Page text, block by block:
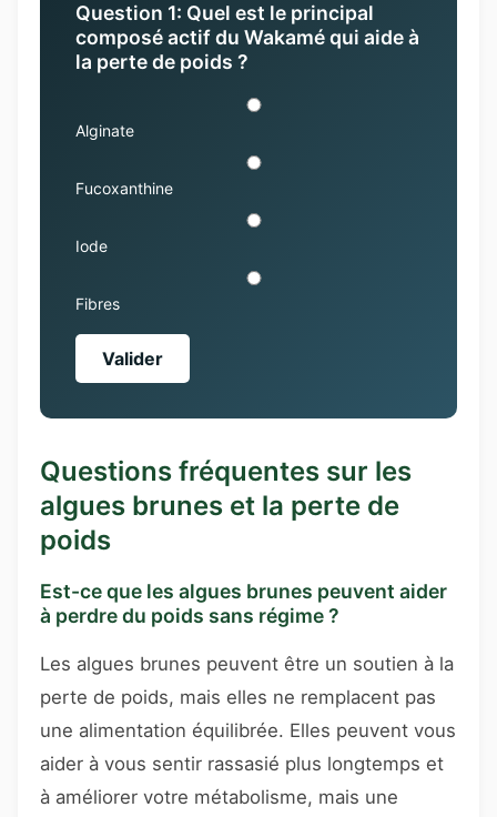
Question 1: Quel est le principal
composé actif du Wakamé qui aide à
la perte de poids ?
Alginate
Fucoxanthine
Iode
Fibres
Valider
Questions fréquentes sur les
algues brunes et la perte de
poids
Est-ce que les algues brunes peuvent aider
à perdre du poids sans régime ?
Les algues brunes peuvent être un soutien à la
perte de poids, mais elles ne remplacent pas
une alimentation équilibrée. Elles peuvent vous
aider à vous sentir rassasié plus longtemps et
à améliorer votre métabolisme, mais une